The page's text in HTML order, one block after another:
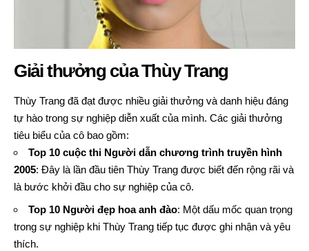
Giải thưởng của Thùy Trang
Thùy Trang đã đạt được nhiều giải thưởng và danh hiệu đáng
tự hào trong sự nghiệp diễn xuất của mình. Các giải thưởng
tiêu biểu của cô bao gồm:
Top 10 cuộc thi Người dẫn chương trình truyền hình
2005: Đây là lần đầu tiên Thùy Trang được biết đến rộng rãi và
là bước khởi đầu cho sự nghiệp của cô.
Top 10 Người đẹp hoa anh đào: Một dấu mốc quan trọng
trong sự nghiệp khi Thùy Trang tiếp tục được ghi nhận và yêu
thích.